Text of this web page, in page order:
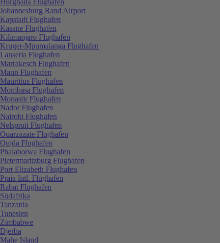
Johannesburg Rand Airport
Kapstadt Flughafen
Kasane Flughafen
Kilimanjaro Flughafen
Kruger-Mpumalanga Flughafen
Lanseria Flughafen
Marrakesch Flughafen
Maun Flughafen
Mauritius Flughafen
Mombasa Flughafen
Monastir Flughafen
Nador Flughafen
Nairobi Flughafen
Nelspruit Flughafen
Ouarzazate Flughafen
Oujda Flughafen
Phalaborwa Flughafen
Pietermaritzburg Flughafen
Port Elizabeth Flughafen
Praia Intl. Flughafen
Rabat Flughafen
Südafrika
Tanzania
Tunesien
Zimbabwe
Djerba
Mahe Island